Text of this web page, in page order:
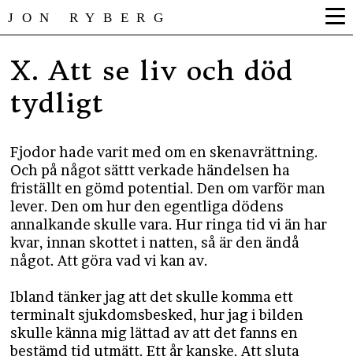
JON RYBERG
X. Att se liv och död
tydligt
Fjodor hade varit med om en skenavrättning.
Och på något sättt verkade händelsen ha
friställt en gömd potential. Den om varför man
lever. Den om hur den egentliga dödens
annalkande skulle vara. Hur ringa tid vi än har
kvar, innan skottet i natten, så är den ändå
något. Att göra vad vi kan av.
Ibland tänker jag att det skulle komma ett
terminalt sjukdomsbesked, hur jag i bilden
skulle känna mig lättad av att det fanns en
bestämd tid utmätt. Ett år kanske. Att sluta